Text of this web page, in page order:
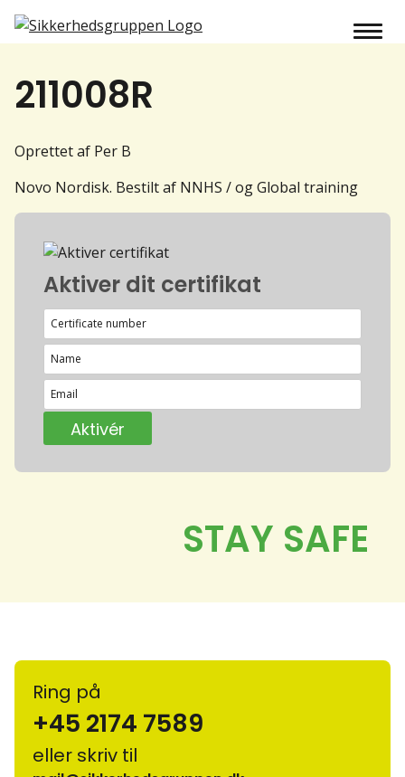
211008R
Oprettet af Per B
Novo Nordisk. Bestilt af NNHS / og Global training
Aktiver dit certifikat
Ring på
+45 2174 7589
eller skriv til